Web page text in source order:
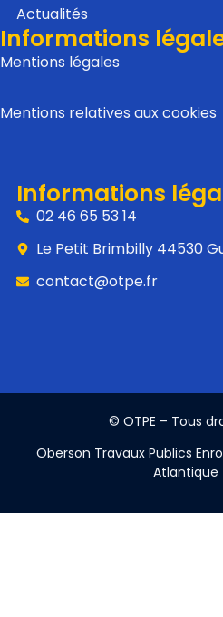
Actualités
Informations
Mentions légales
Mentions relatives aux cookies
Informations
02 46 65 53 14
Le Petit Brimbilly 44530
contact@otpe.fr
© OTPE – Tous
Oberson Travaux Publics